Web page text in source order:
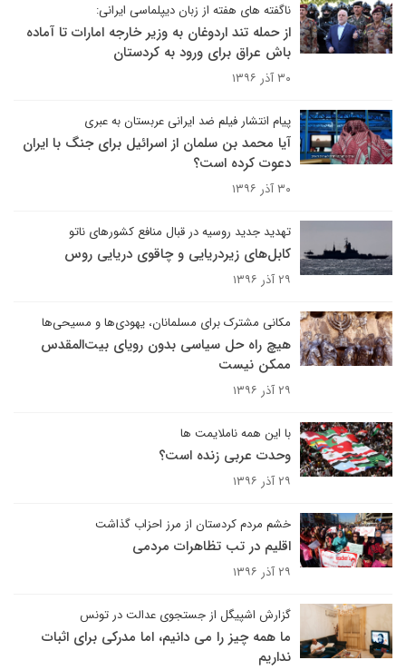
ناگفته های هفته از زبان دیپلماسی ایرانی:
از حمله تند اردوغان به وزیر خارجه امارات تا آماده
باش عراق برای ورود به کردستان
۳۰ آذر ۱۳۹۶
پیام انتشار فیلم ضد ایرانی عربستان به عبری
آیا محمد بن سلمان از اسرائیل برای جنگ با ایران
دعوت کرده است؟
۳۰ آذر ۱۳۹۶
تهدید جدید روسیه در قبال منافع کشورهای ناتو
کابل‌های زیردریایی و چاقوی دریایی روس
۲۹ آذر ۱۳۹۶
مکانی مشترک برای مسلمانان، یهودی‌ها و مسیحی‌ها
هیچ راه حل سیاسی بدون رویای بیت‌‌المقدس
ممکن نیست
۲۹ آذر ۱۳۹۶
با این همه ناملایمت ها
وحدت عربی زنده است؟
۲۹ آذر ۱۳۹۶
خشم مردم کردستان از مرز احزاب گذاشت
اقلیم در تب تظاهرات مردمی
۲۹ آذر ۱۳۹۶
گزارش اشپیگل از جستجوی عدالت در تونس
ما همه چیز را می دانیم، اما مدرکی برای اثبات
نداریم